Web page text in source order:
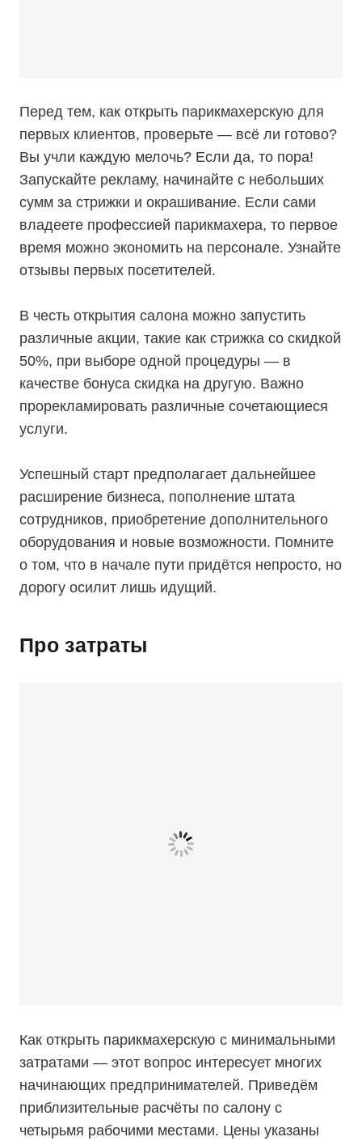
Перед тем, как открыть парикмахерскую для
первых клиентов, проверьте — всё ли готово?
Вы учли каждую мелочь? Если да, то пора!
Запускайте рекламу, начинайте с небольших
сумм за стрижки и окрашивание. Если сами
владеете профессией парикмахера, то первое
время можно экономить на персонале. Узнайте
отзывы первых посетителей.
В честь открытия салона можно запустить
различные акции, такие как стрижка со скидкой
50%, при выборе одной процедуры — в
качестве бонуса скидка на другую. Важно
прорекламировать различные сочетающиеся
услуги.
Успешный старт предполагает дальнейшее
расширение бизнеса, пополнение штата
сотрудников, приобретение дополнительного
оборудования и новые возможности. Помните
о том, что в начале пути придётся непросто, но
дорогу осилит лишь идущий.
Про затраты
Как открыть парикмахерскую с минимальными
затратами — этот вопрос интересует многих
начинающих предпринимателей. Приведём
приблизительные расчёты по салону с
четырьмя рабочими местами. Цены указаны